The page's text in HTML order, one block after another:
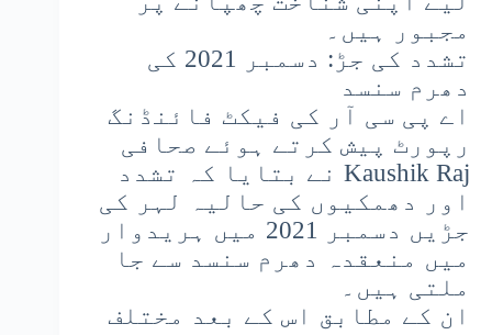
مجبور ہیں۔
تشدد کی جڑ: دسمبر 2021 کی
دھرم سنسد
اے پی سی آر کی فیکٹ فائنڈنگ
رپورٹ پیش کرتے ہوئے صحافی
Kaushik Raj نے بتایا کہ تشدد
اور دھمکیوں کی حالیہ لہر کی
جڑیں دسمبر 2021 میں ہریدوار
میں منعقدہ دھرم سنسد سے جا
ملتی ہیں۔
ان کے مطابق اس کے بعد مختلف